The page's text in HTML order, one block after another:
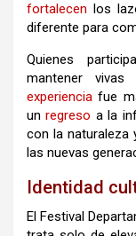
fortalecen los
diferente para
Quienes
mantener
experiencia fue
unregreso a la
con la naturaleza
las nuevas
Identidad
El Festival